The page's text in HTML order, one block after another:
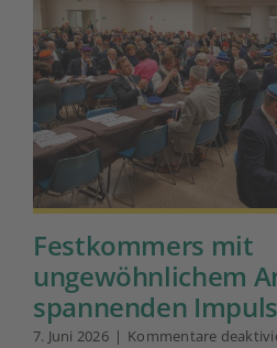
Festkommers mit
ungewöhnlichem
spannenden
7. Juni 2026 | Kommentare